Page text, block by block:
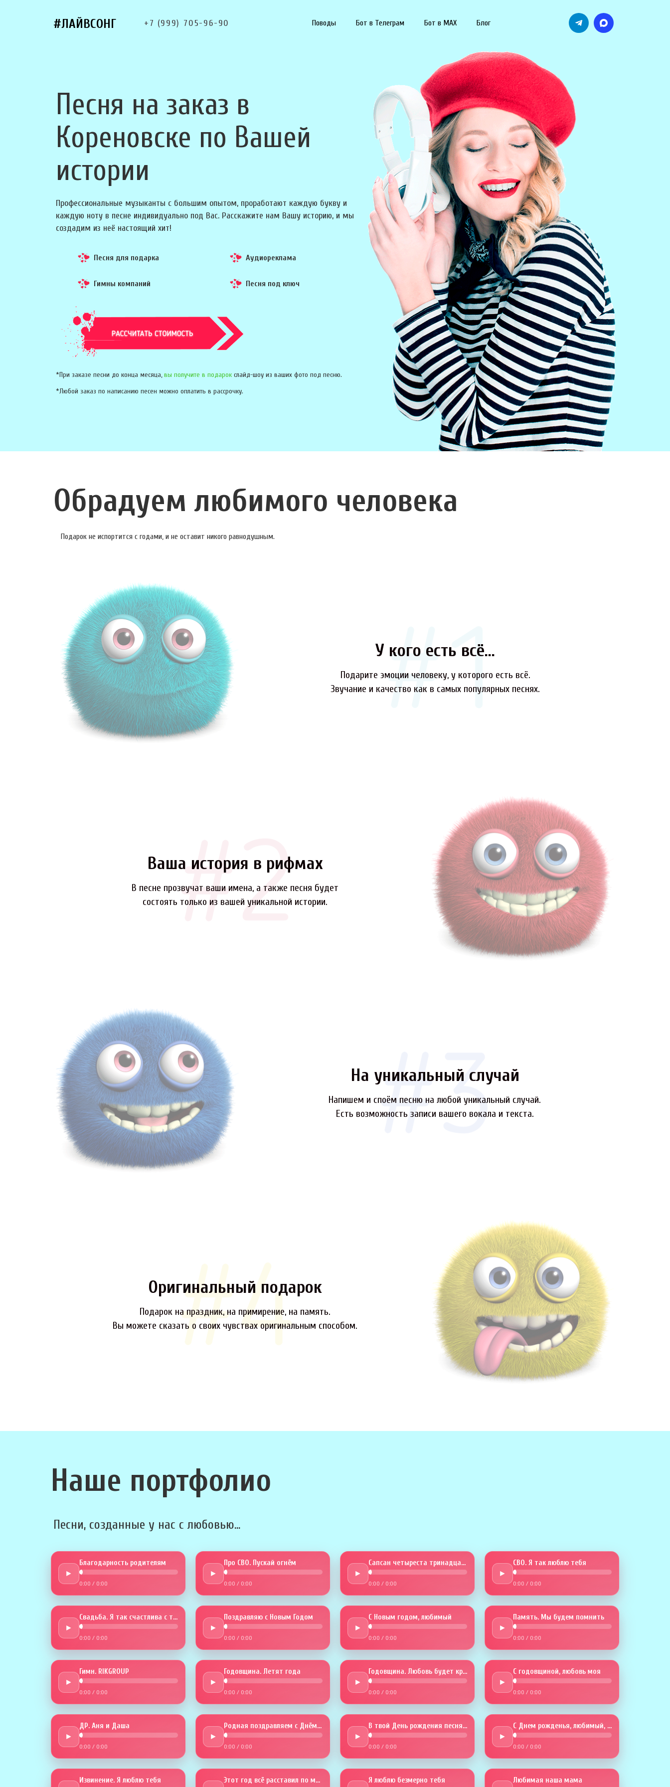
#ЛАЙВСОНГ +7 (999) 705-96-90 Поводы Бот в Телеграм Бот в MAX Блог
Песня на заказ в
Кореновске по Вашей
истории
Профессиональные музыканты с большим опытом, проработают каждую букву и
каждую ноту в песне индивидуально под Вас. Расскажите нам Вашу историю, и мы
создадим из неё настоящий хит!
Песня для подарка Аудиореклама
Гимны компаний Песня под ключ
*При заказе песни до конца месяца,вы получите в подарок слайд-шоу из ваших фото под песню.
*Любой заказ по написанию песен можно оплатить в рассрочку.
Обрадуем любимого человека
Подарок не испортится с годами, и не оставит никого равнодушным.
У кого есть всё...
Подарите эмоции человеку, у которого есть всё.
Звучание и качество как в самых популярных песнях.
Ваша история в рифмах
В песне прозвучат ваши имена, а также песня будет
состоять только из вашей уникальной истории.
На уникальный случай
Напишем и споём песню на любой уникальный случай.
Есть возможность записи вашего вокала и текста.
Оригинальный подарок
Подарок на праздник, на примирение, на память.
Вы можете сказать о своих чувствах оригинальным способом.
Наше портфолио
Песни, созданные у нас с любовью...
►
Благодарность родителям
0:00 / 0:00
►
Про СВО. Пускай огнём
0:00 / 0:00
►
Сапсан четыреста тринадцать
0:00 / 0:00
►
СВО. Я так люблю тебя
0:00 / 0:00
►
Свадьба. Я так счастлива с тобой
0:00 / 0:00
►
Поздравляю с Новым Годом
0:00 / 0:00
►
С Новым годом, любимый
0:00 / 0:00
►
Память. Мы будем помнить
0:00 / 0:00
►
Гимн. RIKGROUP
0:00 / 0:00
►
Годовщина. Летят года
0:00 / 0:00
►
Годовщина. Любовь будет крепче
0:00 / 0:00
►
С годовщиной, любовь моя
0:00 / 0:00
►
ДР. Аня и Даша
0:00 / 0:00
►
Родная поздравляем с Днём рожденья
0:00 / 0:00
►
В твой День рождения песня эта
0:00 / 0:00
►
С Днем рожденья, любимый, тебя
0:00 / 0:00
Извинение. Я люблю тебя Этот год всё расставил по местам Я люблю безмерно тебя Любимая наша мама